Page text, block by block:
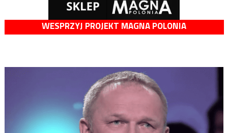
WESPRZYJ PROJEKT MAGNA POLONIA